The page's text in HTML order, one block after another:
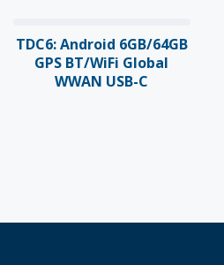
TDC6: Android 6GB/64GB
GPS BT/WiFi Global
WWAN USB-C